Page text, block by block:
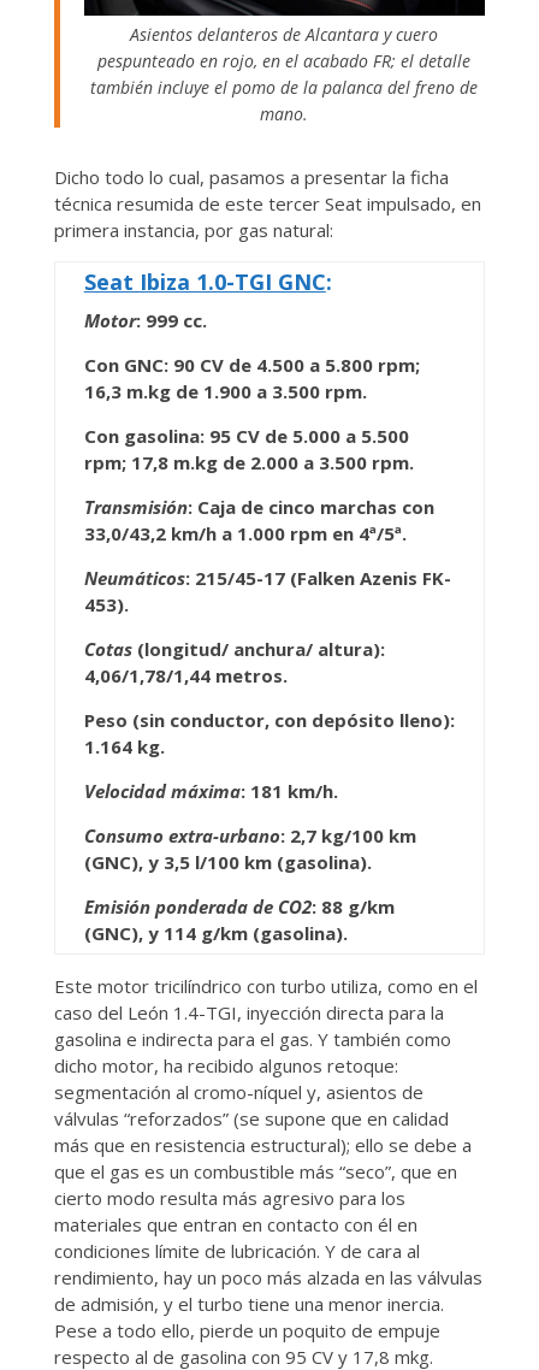
Asientos delanteros de Alcantara y cuero
pespunteado en rojo, en el acabado FR; el detalle
también incluye el pomo de la palanca del freno de
mano.
Dicho todo lo cual, pasamos a presentar la ficha
técnica resumida de este tercer Seat impulsado, en
primera instancia, por gas natural:
Seat Ibiza 1.0-TGI GNC:
Motor: 999 cc.
Con GNC: 90 CV de 4.500 a 5.800 rpm;
16,3 m.kg de 1.900 a 3.500 rpm.
Con gasolina: 95 CV de 5.000 a 5.500
rpm; 17,8 m.kg de 2.000 a 3.500 rpm.
Transmisión: Caja de cinco marchas con
33,0/43,2 km/h a 1.000 rpm en 4ª/5ª.
Neumáticos: 215/45-17 (Falken Azenis FK-
453).
Cotas (longitud/ anchura/ altura):
4,06/1,78/1,44 metros.
Peso (sin conductor, con depósito lleno):
1.164 kg.
Velocidad máxima: 181 km/h.
Consumo extra-urbano: 2,7 kg/100 km
(GNC), y 3,5 l/100 km (gasolina).
Emisión ponderada de CO2: 88 g/km
(GNC), y 114 g/km (gasolina).
Este motor tricilíndrico con turbo utiliza, como en el
caso del León 1.4-TGI, inyección directa para la
gasolina e indirecta para el gas. Y también como
dicho motor, ha recibido algunos retoque:
segmentación al cromo-níquel y, asientos de
válvulas “reforzados” (se supone que en calidad
más que en resistencia estructural); ello se debe a
que el gas es un combustible más “seco”, que en
cierto modo resulta más agresivo para los
materiales que entran en contacto con él en
condiciones límite de lubricación. Y de cara al
rendimiento, hay un poco más alzada en las válvulas
de admisión, y el turbo tiene una menor inercia.
Pese a todo ello, pierde un poquito de empuje
respecto al de gasolina con 95 CV y 17,8 mkg.